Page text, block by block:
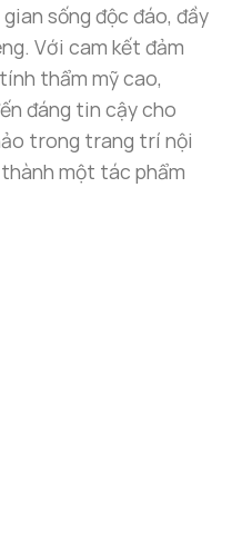
sống độc đáo, đầy
Với cam kết đảm
thẩm mỹ cao,
đáng tin cậy cho
trong trang trí nội
một tác phẩm